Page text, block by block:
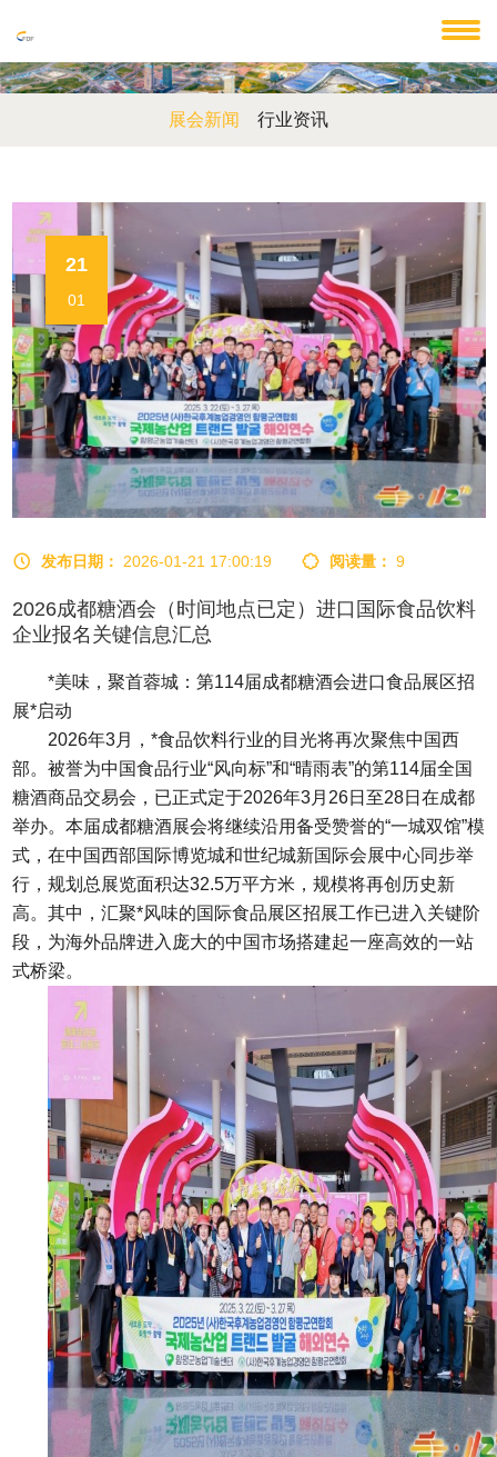
展会新闻 行业资讯
21
01
发布日期： 2026-01-21 17:00:19 阅读量： 9
2026成都糖酒会（时间地点已定）进口国际食品饮料
企业报名关键信息汇总
*美味，聚首蓉城：第114届成都糖酒会进口食品展区招
展*启动
2026年3月，*食品饮料行业的目光将再次聚焦中国西
部。被誉为中国食品行业“风向标”和“晴雨表”的第114届全国
糖酒商品交易会 ，已正式定于2026年3月26日至28日在成都
举办。本届成都糖酒展会将继续沿用备受赞誉的“一城双馆”模
式，在中国西部国际博览城和世纪城新国际会展中心同步举
行，规划总展览面积达32.5万平方米，规模将再创历史新
高。其中，汇聚*风味的国际食品展区招展工作已进入关键阶
段，为海外品牌进入庞大的中国市场搭建起一座高效的一站
式桥梁。